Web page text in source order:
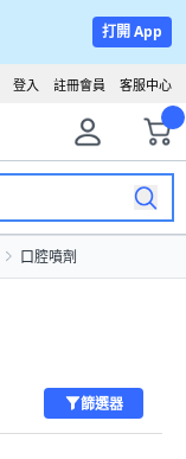
打開 App
客服中心
註冊會員
登入
口腔噴劑
篩選器